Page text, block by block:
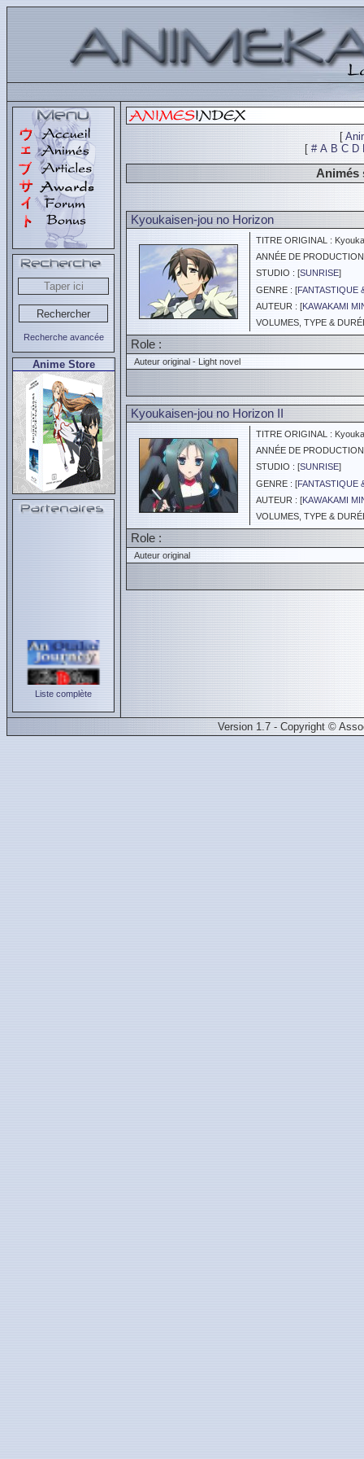
Recherche avancée
Anime Store
Liste complète
[
[ # A B C D
Animés
Kyoukaisen-jou no Horizon
TITRE ORIGINAL :
ANNÉE DE
STUDIO : [SUNRISE]
GENRE : [FANTASTIQUE
AUTEUR : [KAWAKAMI
VOLUMES, TYPE &
Role :
Auteur original - Light novel
Kyoukaisen-jou no Horizon II
TITRE ORIGINAL :
ANNÉE DE
STUDIO : [SUNRISE]
GENRE : [FANTASTIQUE
AUTEUR : [KAWAKAMI
VOLUMES, TYPE &
Role :
Auteur original
Version 1.7 - Copyright ©